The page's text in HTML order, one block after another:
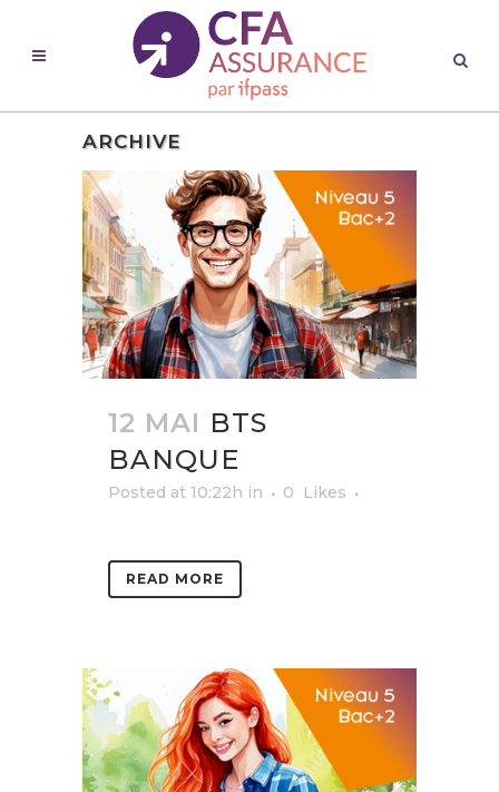
ARCHIVE
12 MAI BTS
BANQUE
Posted at 10:22h in 0 Likes
READ MORE